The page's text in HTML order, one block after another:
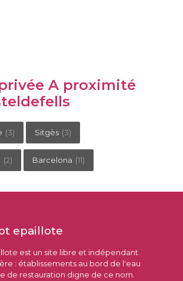
A proximité
(3) Sitgès (3)
(2) Barcelona (11)
epaillote
est un site libre et indépendant.
: établissements au bord de l'eau
de restauration digne de ce nom.